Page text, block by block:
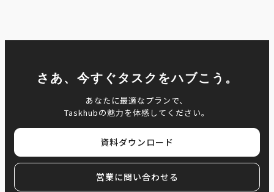
さあ、今すぐタスクをハブこう。
あなたに最適なプランで、
Taskhubの魅力を体感してください。
資料ダウンロード
営業に問い合わせる